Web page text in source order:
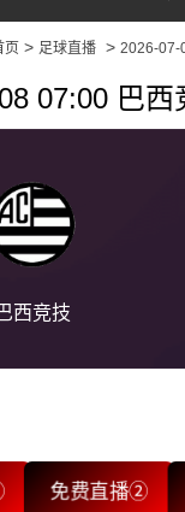
页 > 足球直播 > 2026-07-
07:00 巴
西竞技
免费直播②
08-15 【巴西乙】 巴